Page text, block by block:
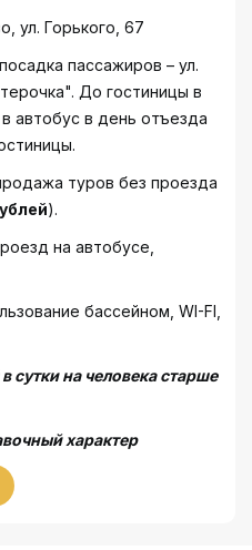
ул. Горького, 67
пассажиров – ул.
До гостиницы в
автобус в день отъезда
туров без проезда
).
на автобусе,
бассейном, WI-FI,
сутки на человека старше
характер